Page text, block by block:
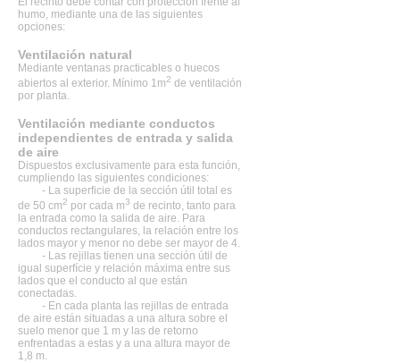
humo, mediante una de las siguientes
opciones:
Ventilación natural
Mediante ventanas practicables o huecos
abiertos al exterior. Mínimo 1m2 de ventilación
por planta.
Ventilación mediante conductos
independientes de entrada y salida
de aire
Dispuestos exclusivamente para esta función,
cumpliendo las siguientes condiciones:
- La superficie de la sección útil total es
de 50 cm2 por cada m3 de recinto, tanto para
la entrada como la salida de aire. Para
conductos rectangulares, la relación entre los
lados mayor y menor no debe ser mayor de 4.
- Las rejillas tienen una sección útil de
igual superfície y relación máxima entre sus
lados que el conducto al que están
conectadas.
- En cada planta las rejillas de entrada
de aire están situadas a una altura sobre el
suelo menor que 1 m y las de retorno
enfrentadas a estas y a una altura mayor de
1,8 m.